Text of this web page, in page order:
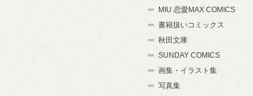
MIU 恋愛MAX COMICS
書籍扱いコミックス
秋田文庫
SUNDAY COMICS
画集・イラスト集
写真集